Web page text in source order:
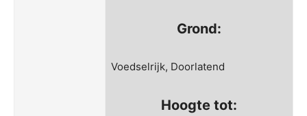
Grond:
Voedselrijk, Doorlatend
Hoogte tot: